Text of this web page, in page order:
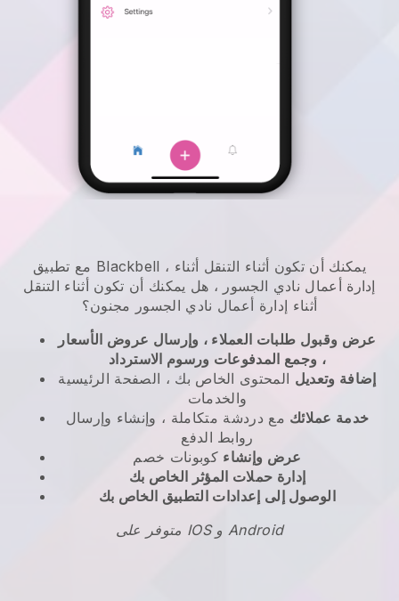
Blackbell ، يمكنك أن تكون أثناء التنقل أثناء
إدارة أعمال نادي الجسور ، هل يمكنك أن تكون أثناء التنقل
أثناء إدارة أعمال نادي الجسور مجنون؟
عرض وقبول طلبات العملاء ، وإرسال عروض الأسعار
، وجمع المدفوعات ورسوم الاسترداد
إضافة وتعديل المحتوى الخاص بك ، الصفحة الرئيسية
والخدمات
خدمة عملائك مع دردشة متكاملة ، وإنشاء وإرسال
روابط الدفع
عرض وإنشاء كوبونات خصم
إدارة حملات المؤثر الخاص بك
الوصول إلى إعدادات التطبيق الخاص بك
متوفر على IOS و Android